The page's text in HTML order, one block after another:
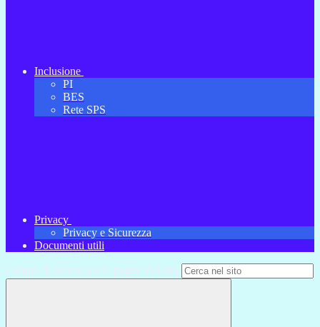
Inclusione
PI
BES
Rete SPS
Privacy
Privacy e Sicurezza
Documenti utili
Campo di ricerca per le pagine del sito